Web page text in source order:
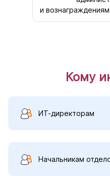
и
Кому
ИТ-директорам
Начальникам